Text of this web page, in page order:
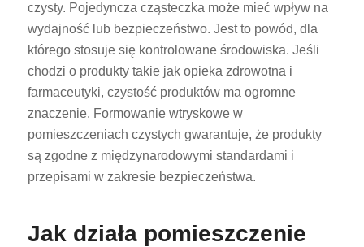
czysty. Pojedyncza cząsteczka może mieć wpływ na
wydajność lub bezpieczeństwo. Jest to powód, dla
którego stosuje się kontrolowane środowiska. Jeśli
chodzi o produkty takie jak opieka zdrowotna i
farmaceutyki, czystość produktów ma ogromne
znaczenie. Formowanie wtryskowe w
pomieszczeniach czystych gwarantuje, że produkty
są zgodne z międzynarodowymi standardami i
przepisami w zakresie bezpieczeństwa.
Jak działa pomieszczenie